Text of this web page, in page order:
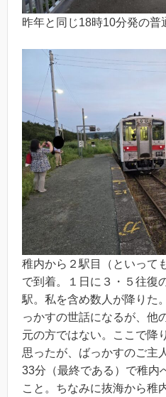
昨年と同じ18時10分発の普
稚内から２駅目（といって
で到着。１日に３・５往復
駅。私を含め数人が降りた
っかすの世話になるが、他
元の方ではない。ここで降
思ったが、ばっかすのご主
33分（最終である）で稚内
こと。ちなみに抜海から稚